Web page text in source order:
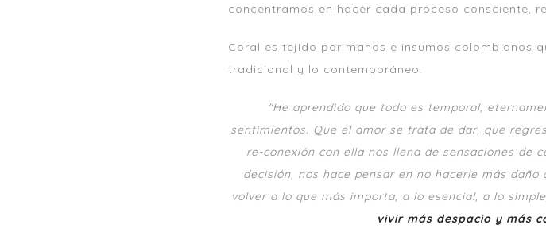
concentramos en hacer cada proceso consciente,
Coral es tejido por manos e insumos colombianos
tradicional y lo contemporáneo.
"He aprendido que todo es temporal,
sentimientos. Que el amor se trata de dar, que
re-conexión con ella nos llena de sensaciones de
decisión, nos hace pensar en no hacerle más daño
volver a lo que más importa, a lo esencial, a lo
vivir más despacio y más